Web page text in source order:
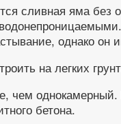
сливная яма без
однако
на легких
чем
бетона.